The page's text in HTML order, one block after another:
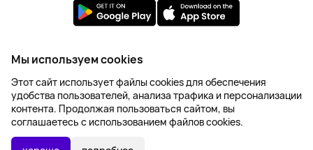
УТОЧНИТЬ НАЛИЧИЕ
2023-2026 © DoBuy. Все права защищены
Правила обработки персональных данных
Пользовательское соглашение
Оферта
Создание сайта – NetLab
Мы используем cookies
Этот сайт использует файлы cookies для обеспечения
удобства пользователей, анализа трафика и персонализации
контента. Продолжая пользоваться сайтом, вы
соглашаетесь с использованием файлов cookies.